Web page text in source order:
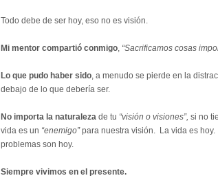
Todo debe de ser hoy, eso no es visión.
Mi mentor compartió conmigo, “Sacrificamos cosas
Lo que pudo haber sido, a menudo se pierde en la
debajo de lo que debería ser.
No importa la naturaleza de tu “visión o visiones”, si no
vida es un “enemigo”para nuestra visión. La vida es
problemas son hoy.
Siempre vivimos en el presente.